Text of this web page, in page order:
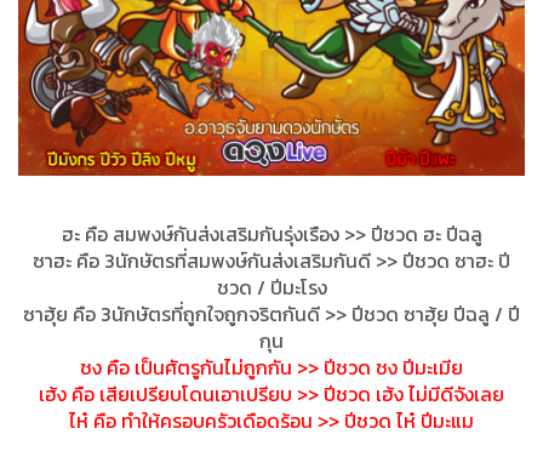
ฮะ คือ สมพงษ์กันส่งเสริมกันรุ่งเรือง >> ปีชวด ฮะ ปีฉลู
ซาฮะ คือ 3นักษัตรที่สมพงษ์กันส่งเสริมกันดี >> ปีชวด ซาฮะ ปี
ชวด / ปีมะโรง
ซาฮุ้ย คือ 3นักษัตรที่ถูกใจถูกจริตกันดี >> ปีชวด ซาฮุ้ย ปีฉลู / ปี
กุน
ชง คือ เป็นศัตรูกันไม่ถูกกัน >> ปีชวด ชง ปีมะเมีย
เฮ้ง คือ เสียเปรียบโดนเอาเปรียบ >> ปีชวด เฮ้ง ไม่มีดีจังเลย
ไห๋ คือ ทำให้ครอบครัวเดือดร้อน >> ปีชวด ไห๋ ปีมะแม